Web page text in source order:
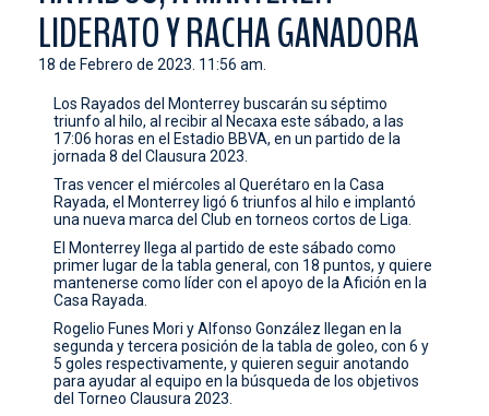
ESTADIO
PRENSA
LIDERATO Y RACHA GANADORA
18 de Febrero de 2023. 11:56 am.
Los Rayados del Monterrey buscarán su séptimo
triunfo al hilo, al recibir al Necaxa este sábado, a las
17:06 horas en el Estadio BBVA, en un partido de la
jornada 8 del Clausura 2023.
Tras vencer el miércoles al Querétaro en la Casa
Rayada, el Monterrey ligó 6 triunfos al hilo e implantó
una nueva marca del Club en torneos cortos de Liga.
El Monterrey llega al partido de este sábado como
primer lugar de la tabla general, con 18 puntos, y quiere
mantenerse como líder con el apoyo de la Afición en la
Casa Rayada.
Rogelio Funes Mori y Alfonso González llegan en la
segunda y tercera posición de la tabla de goleo, con 6 y
5 goles respectivamente, y quieren seguir anotando
para ayudar al equipo en la búsqueda de los objetivos
del Torneo Clausura 2023.